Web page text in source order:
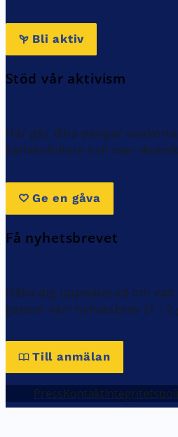
Bli aktiv
Stöd vår aktivism
Här går dina pengar
kärleksfullare och mer
Ge en gåva
Få nyhetsbrevet
Hålla dig uppdaterad om vad
genom vårt nyhetsbrev (1 - 2
Till anmälan
PressKontakt